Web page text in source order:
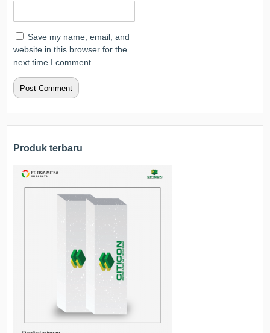
Save my name, email, and
website in this browser for the
next time I comment.
Produk terbaru